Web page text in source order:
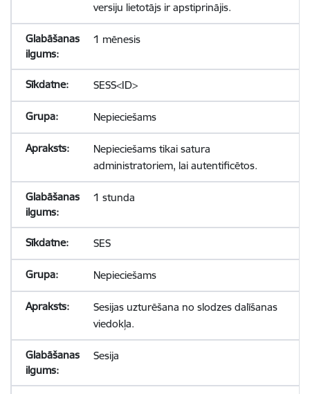
versiju lietotājs ir apstiprinājis.
1 mēnesis
SESS<ID>
Nepieciešams
Nepieciešams tikai satura
administratoriem, lai autentificētos.
1 stunda
SES
Nepieciešams
Sesijas uzturēšana no slodzes dalīšanas
viedokļa.
Sesija